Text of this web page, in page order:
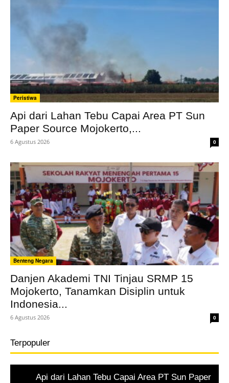
Peristiwa
Api dari Lahan Tebu Capai Area PT Sun
Paper Source Mojokerto,...
6 Agustus 2026 0
Benteng Negara
Danjen Akademi TNI Tinjau SRMP 15
Mojokerto, Tanamkan Disiplin untuk
Indonesia...
6 Agustus 2026 0
Terpopuler
Api dari Lahan Tebu Capai Area PT Sun Paper